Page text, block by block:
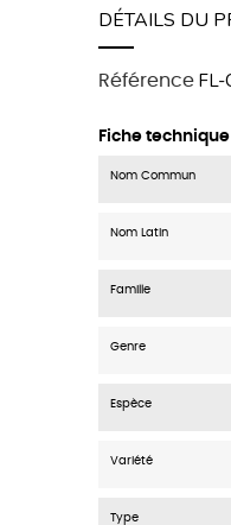
DÉTAILS DU
Référence FL-
Fiche technique
Nom Commun
Nom Latin
Famille
Genre
Espèce
Variété
Type